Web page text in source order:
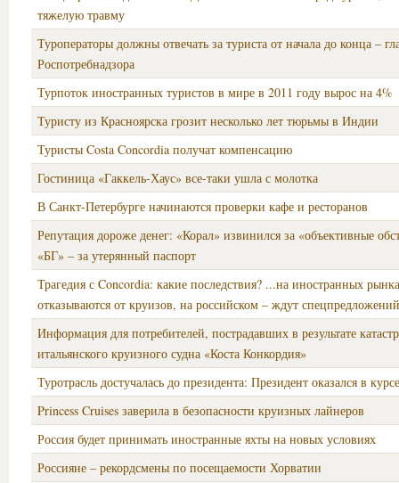
тяжелую травму
Туроператоры должны отвечать за туриста от начала до конца –
Роспотребнадзора
Турпоток иностранных туристов в мире в 2011 году вырос на 4%
Туристу из Красноярска грозит несколько лет тюрьмы в Индии
Туристы Costa Concordia получат компенсацию
Гостиница «Гаккель-Хаус» все-таки ушла с молотка
В Санкт-Петербурге начинаются проверки кафе и ресторанов
Репутация дороже денег: «Корал» извинился за «объективные
«БГ» – за утерянный паспорт
Трагедия с Concordia: какие последствия? ...на иностранных
отказываются от круизов, на российском – ждут спецпредложений
Информация для потребителей, пострадавших в результате
итальянского круизного судна «Коста Конкордия»
Туротрасль достучалась до президента: Президент оказался в курсе
Princess Cruises заверила в безопасности круизных лайнеров
Россия будет принимать иностранные яхты на новых условиях
Россияне – рекордсмены по посещаемости Хорватии